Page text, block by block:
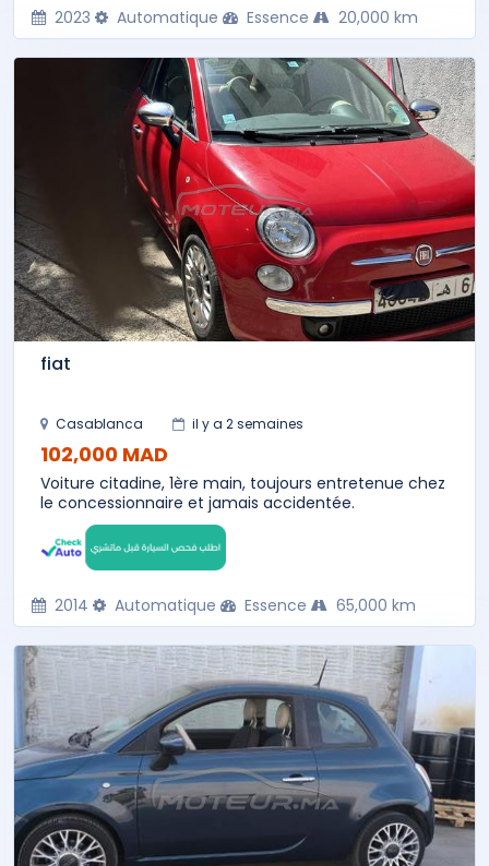
2023 Automatique Essence 20,000 km
fiat
Casablanca il y a 2 semaines
102,000 MAD
Voiture citadine, 1ère main, toujours entretenue chez
le concessionnaire et jamais accidentée.
2014 Automatique Essence 65,000 km